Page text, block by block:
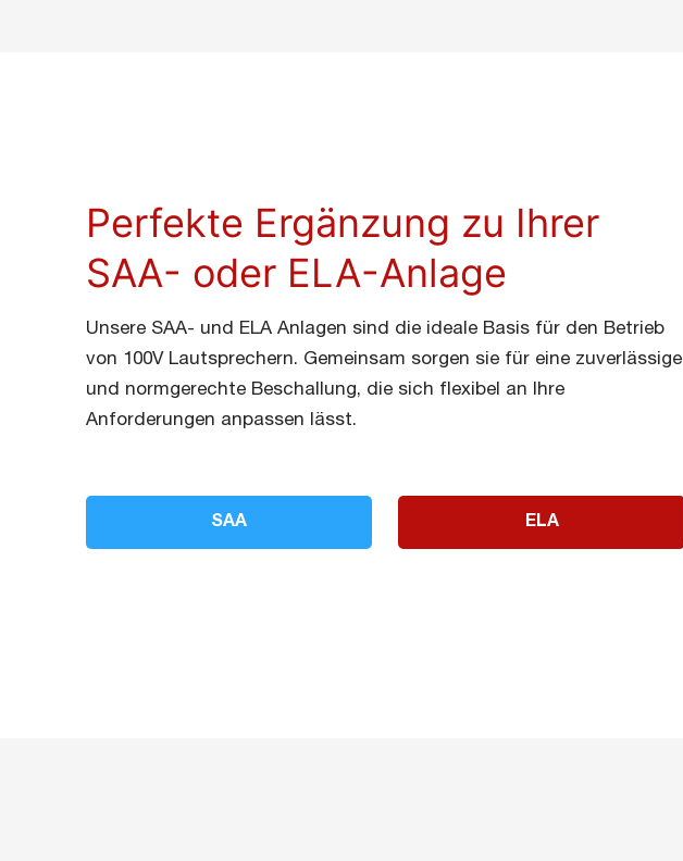
Perfekte Ergänzung zu Ihrer
SAA- oder ELA-Anlage
Unsere SAA- und ELA Anlagen sind die ideale Basis für den Betrieb
von 100V Lautsprechern. Gemeinsam sorgen sie für eine zuverlässige
und normgerechte Beschallung, die sich flexibel an Ihre
Anforderungen anpassen lässt.
SAA ELA